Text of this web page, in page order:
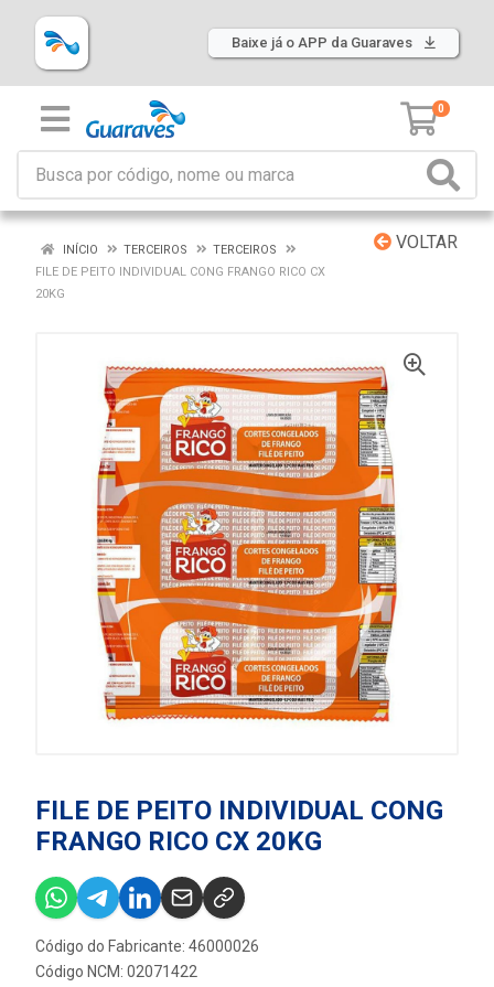
Baixe já o APP da Guaraves
0
VOLTAR
INÍCIO TERCEIROS
TERCEIROS
FILE DE PEITO INDIVIDUAL CONG FRANGO RICO CX
20KG
FILE DE PEITO INDIVIDUAL CONG
FRANGO RICO CX 20KG
Código do Fabricante: 46000026
Código NCM: 02071422